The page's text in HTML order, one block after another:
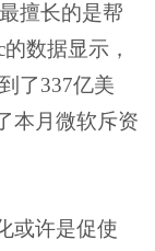
擅长的是帮
数据显示，
了337亿美
本月 微软斥资
许是促使